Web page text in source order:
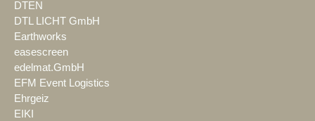
DTEN
DTL LICHT GmbH
Earthworks
easescreen
edelmat.GmbH
EFM Event Logistics
Ehrgeiz
EIKI